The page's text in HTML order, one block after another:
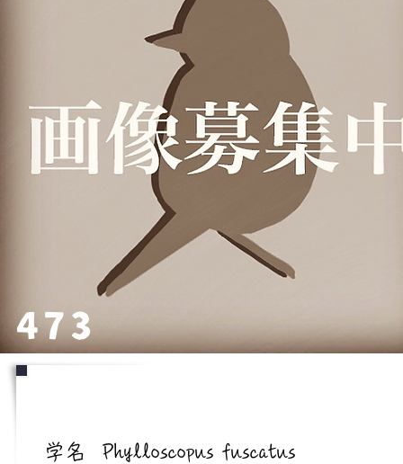
473
学名 Phylloscopus fuscatus